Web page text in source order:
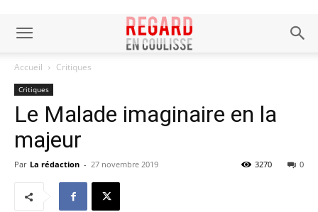
Accueil Critiques
Critiques
Le Malade imaginaire en la
majeur
Par La rédaction - 27 novembre 2019 0
3270